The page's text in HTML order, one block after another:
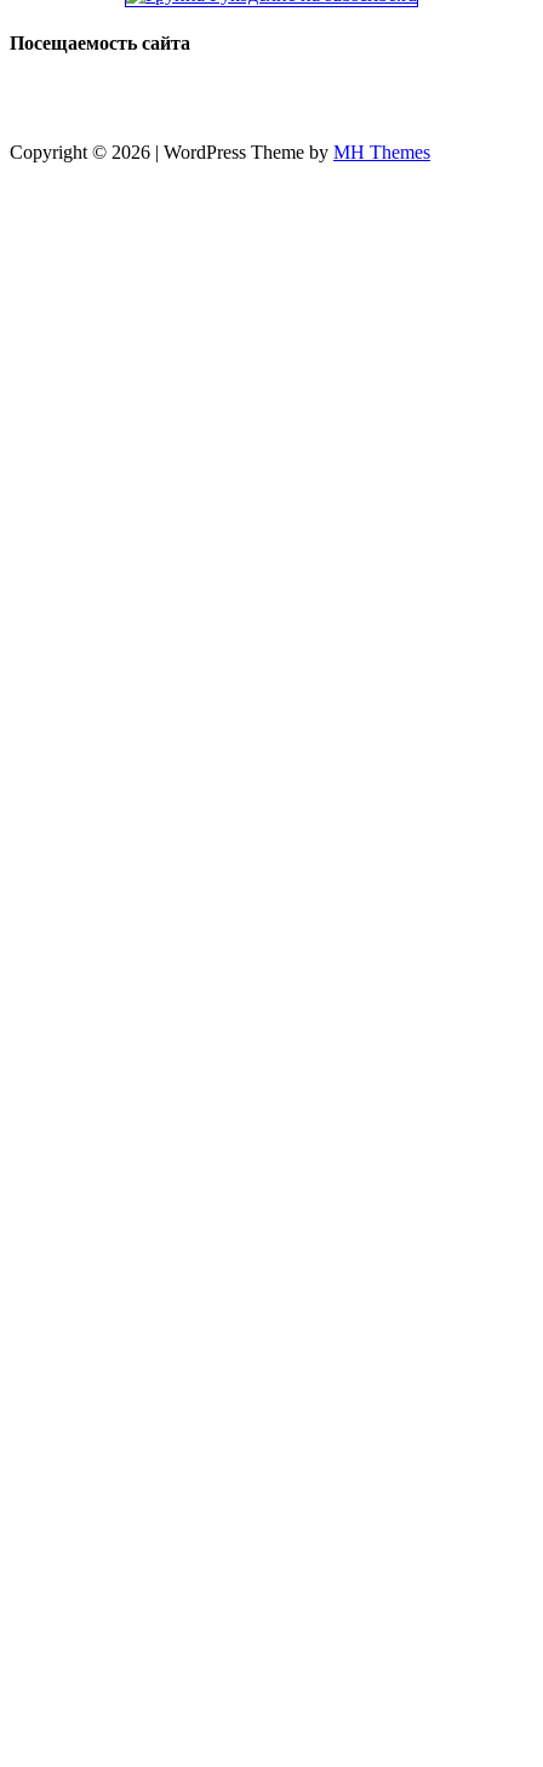
Посещаемость сайта
Copyright © 2026 | WordPress Theme by MH Themes